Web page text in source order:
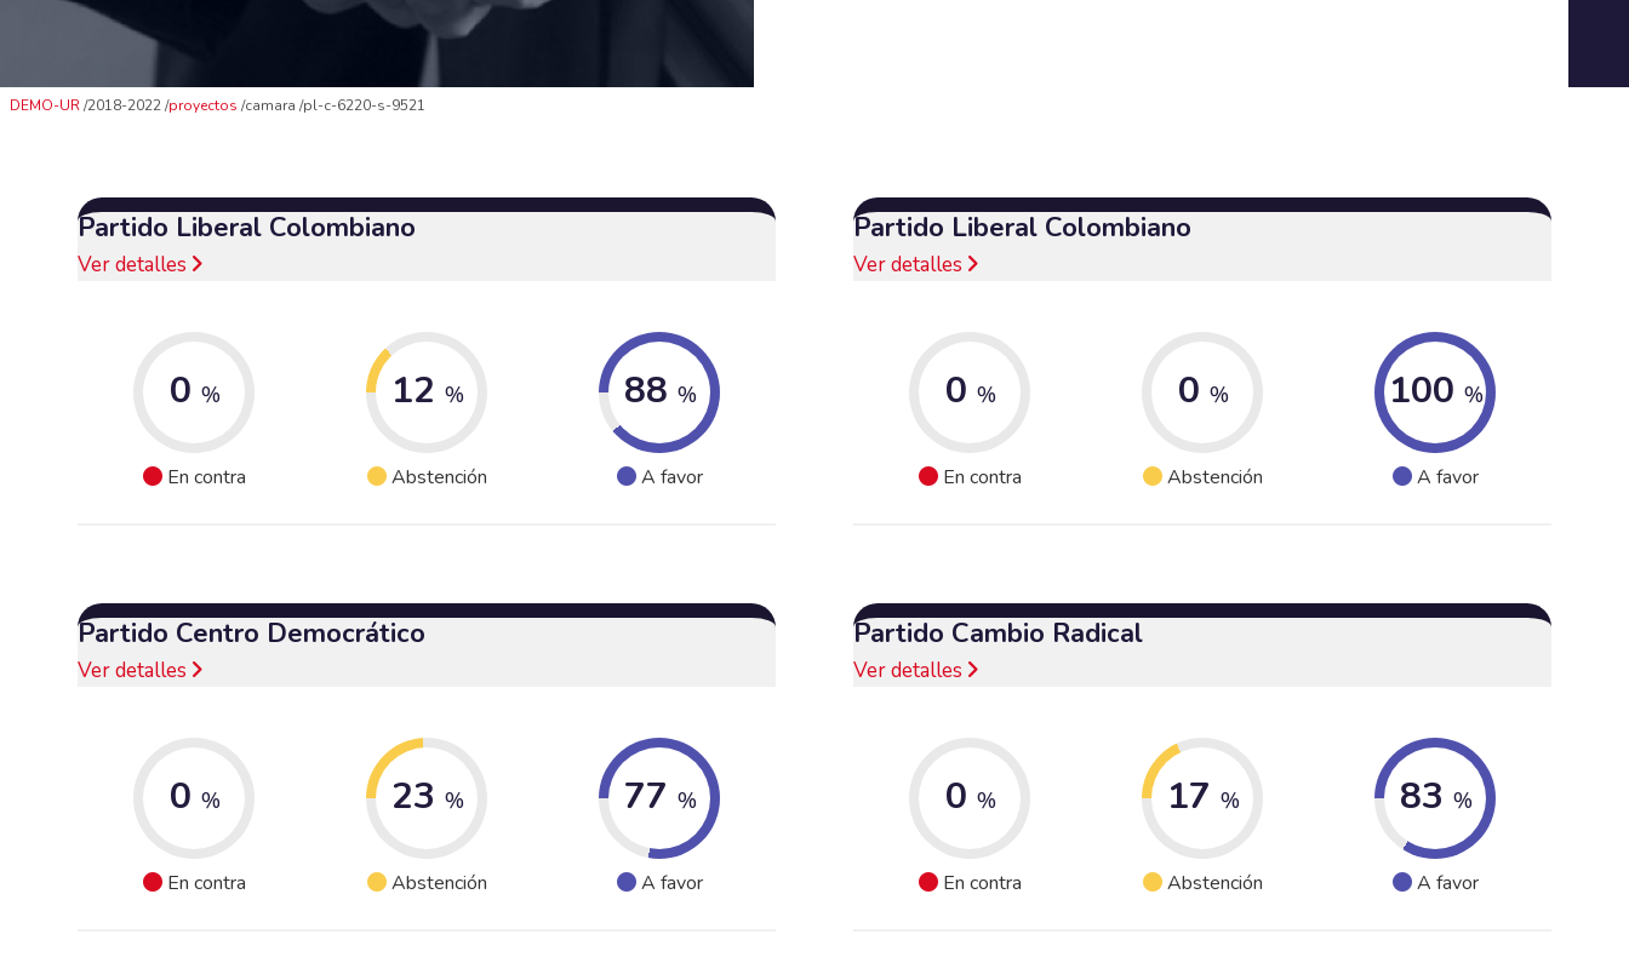
DEMO-UR 2018-2022 proyectos camara pl-c-6220-s-9521
Partido Liberal Colombiano
Ver detalles
0 %
En contra
12 %
Abstención
88 %
A favor
Partido Liberal Colombiano
Ver detalles
0 %
En contra
0 %
Abstención
100 %
A favor
Partido Centro Democrático
Ver detalles
0 %
En contra
23 %
Abstención
77 %
A favor
Partido Cambio Radical
Ver detalles
0 %
En contra
17 %
Abstención
83 %
A favor